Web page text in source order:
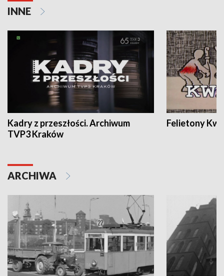
INNE
Kadry z przeszłości. Archiwum
TVP3 Kraków
Felietony
ARCHIWA